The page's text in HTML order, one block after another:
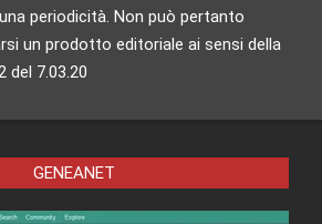
periodicità. Non può pertanto
un prodotto editoriale ai sensi della
del 7.03.20
GENEANET